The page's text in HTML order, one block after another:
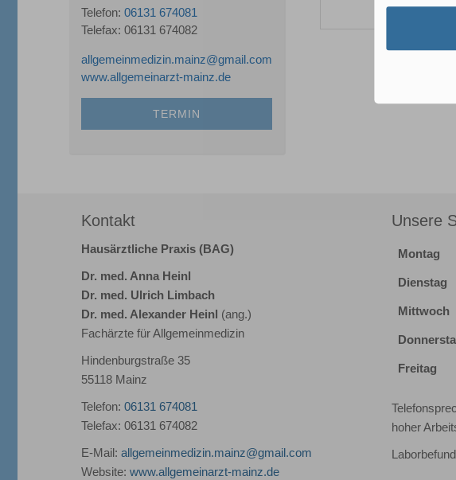
Telefon: 06131 674081
Telefax: 06131 674082
allgemeinmedizin.mainz@gmail.com
www.allgemeinarzt-mainz.de
TERMIN
Kontakt
Hausärztliche Praxis (BAG)
Dr. med. Anna Heinl
Dr. med. Ulrich Limbach
Dr. med. Alexander Heinl (ang.)
Fachärzte für Allgemeinmedizin
Hindenburgstraße 35
55118 Mainz
Telefon: 06131 674081
Telefax: 06131 674082
E-Mail: allgemeinmedizin.mainz@gmail.com
Website: www.allgemeinarzt-mainz.de
Unsere
Montag
Dienstag
Mittwoch
Freitag
hoher